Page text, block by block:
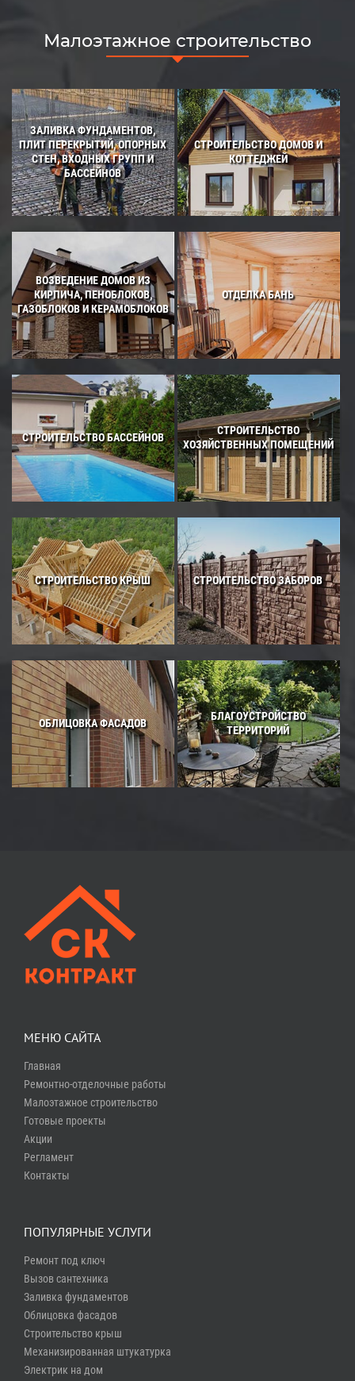
Малоэтажное строительство
ЗАЛИВКА ФУНДАМЕНТОВ,
ПЛИТ ПЕРЕКРЫТИЙ, ОПОРНЫХ
СТЕН, ВХОДНЫХ ГРУПП И
БАССЕЙНОВ
СТРОИТЕЛЬСТВО ДОМОВ И
КОТТЕДЖЕЙ
ВОЗВЕДЕНИЕ ДОМОВ ИЗ
КИРПИЧА, ПЕНОБЛОКОВ,
ГАЗОБЛОКОВ И КЕРАМОБЛОКОВ
ОТДЕЛКА БАНЬ
СТРОИТЕЛЬСТВО БАССЕЙНОВ
СТРОИТЕЛЬСТВО
ХОЗЯЙСТВЕННЫХ ПОМЕЩЕНИЙ
СТРОИТЕЛЬСТВО КРЫШ СТРОИТЕЛЬСТВО ЗАБОРОВ
ОБЛИЦОВКА ФАСАДОВ
БЛАГОУСТРОЙСТВО
ТЕРРИТОРИЙ
МЕНЮ САЙТА
Главная
Ремонтно-отделочные работы
Малоэтажное строительство
Готовые проекты
Акции
Регламент
Контакты
ПОПУЛЯРНЫЕ УСЛУГИ
Ремонт под ключ
Вызов сантехника
Заливка фундаментов
Облицовка фасадов
Строительство крыш
Механизированная штукатурка
Электрик на дом